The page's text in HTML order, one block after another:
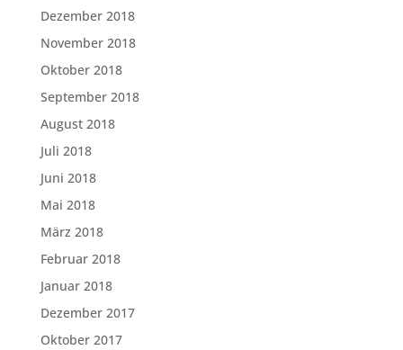
Dezember 2018
November 2018
Oktober 2018
September 2018
August 2018
Juli 2018
Juni 2018
Mai 2018
März 2018
Februar 2018
Januar 2018
Dezember 2017
Oktober 2017